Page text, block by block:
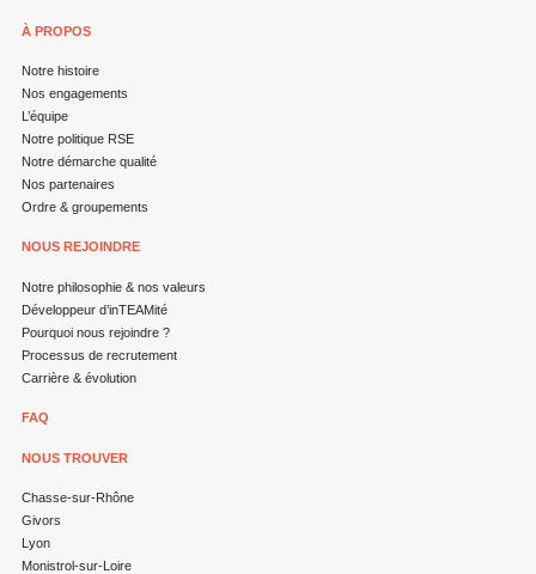
À PROPOS
Notre histoire
Nos engagements
L’équipe
Notre politique RSE
Notre démarche qualité
Nos partenaires
Ordre & groupements
NOUS REJOINDRE
Notre philosophie & nos valeurs
Développeur d’inTEAMité
Pourquoi nous rejoindre ?
Processus de recrutement
Carrière & évolution
FAQ
NOUS TROUVER
Chasse-sur-Rhône
Givors
Lyon
Monistrol-sur-Loire